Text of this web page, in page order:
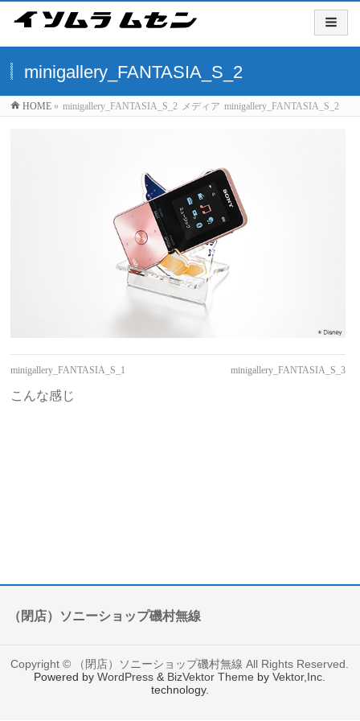
minigallery_FANTASIA_S_2
HOME » minigallery_FANTASIA_S_2 メディア minigallery_FANTASIA_S_2
minigallery_FANTASIA_S_1 minigallery_FANTASIA_S_3
こんな感じ
（閉店）ソニーショップ磯村無線
Copyright © （閉店）ソニーショップ磯村無線 All Rights Reserved.
Powered byWordPress & BizVektor Theme byVektor,Inc.
technology.